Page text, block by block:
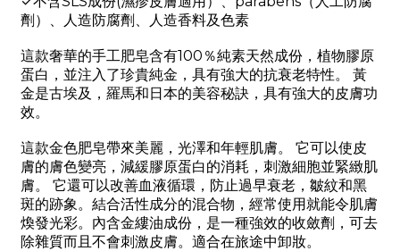
劑）
、人造防腐劑、 人造香料及色素
這款奢華的手工肥皂含有100％純素天然成份， 植物膠原
蛋白，並注入了珍貴純金，具有強大的抗衰老特性。 黃
金是古埃及，羅馬和日本的美容秘訣，具有強大的皮膚功
效。
這款金色肥皂帶來美麗，光澤和年輕肌膚。 它可以使皮
膚的膚色變亮，減緩膠原蛋白的消耗，刺激細胞並緊緻肌
膚。 它還可以改善血液循環，防止過早衰老，皺紋和黑
斑的跡象。結合活性成分的混合物，經常使用就能令肌膚
煥發光彩。內含金縷油成份， 是一種強效的收斂劑，可去
除雜質而且不會刺激皮膚。適合在旅途中卸妝。